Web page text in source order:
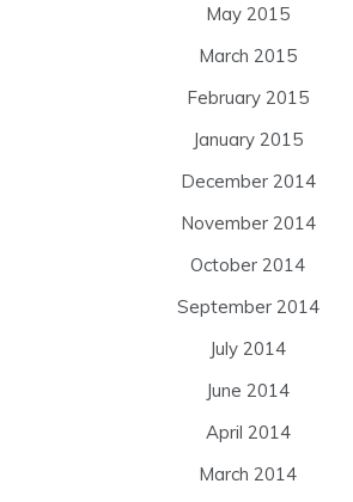
May 2015
March 2015
February 2015
January 2015
December 2014
November 2014
October 2014
September 2014
July 2014
June 2014
April 2014
March 2014